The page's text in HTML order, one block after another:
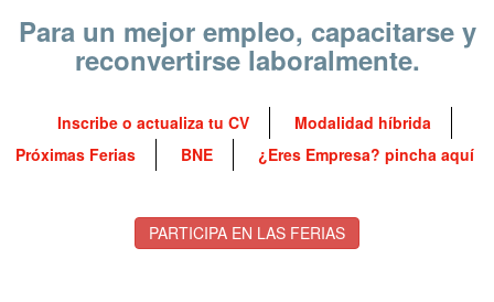
Para un mejor empleo, capacitarse y
reconvertirse laboralmente.
Inscribe o actualiza tu CV
Modalidad híbrida
Próximas Ferias
BNE ¿Eres Empresa? pincha aquí
PARTICIPA EN LAS FERIAS